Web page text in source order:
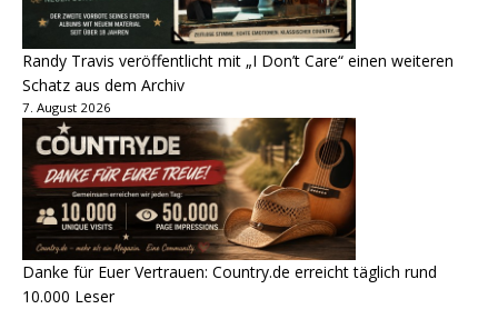
Randy Travis veröffentlicht mit „I Don’t Care“ einen weiteren
Schatz aus dem Archiv
7. August 2026
Danke für Euer Vertrauen: Country.de erreicht täglich rund
10.000 Leser